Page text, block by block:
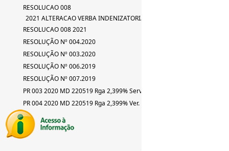
RESOLUCAO 008
2021 ALTERACAO VERBA INDENIZATORIA
RESOLUCAO 008 2021
RESOLUÇÃO Nº 004.2020
RESOLUÇÃO Nº 003.2020
RESOLUÇÃO Nº 006.2019
RESOLUÇÃO Nº 007.2019
PR 003 2020 MD 220519 Rga 2,399% Serv
PR 004 2020 MD 220519 Rga 2,399% Ver.